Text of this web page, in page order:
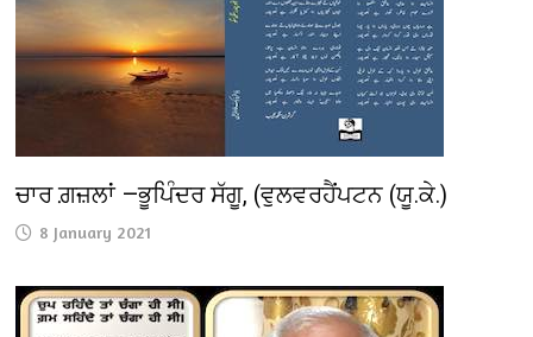
ਚਾਰ ਗ਼ਜ਼ਲਾਂ —ਭੂਪਿੰਦਰ ਸੱਗੂ, (ਵੁਲਵਰਹੈਂਪਟਨ (ਯੂ.ਕੇ.)
8 January 2021